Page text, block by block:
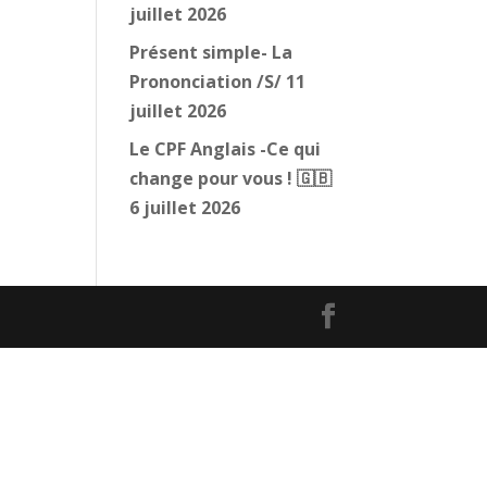
juillet 2026
Présent simple- La
Prononciation /S/ 11
juillet 2026
Le CPF Anglais -Ce qui
change pour vous ! 🇬🇧
6 juillet 2026